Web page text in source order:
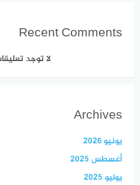
Recent Comments
لا توجد
Archives
يونيو 2026
أغسطس 2025
يوليو 2025